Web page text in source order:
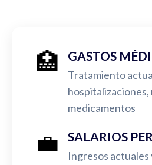
🏥 GASTOS
Tratamiento
medicamentos
💼 SALARIOS
Ingresos